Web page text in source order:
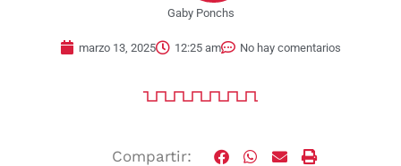
Gaby Ponchs
marzo 13, 2025 12:25 am No hay comentarios
Compartir: